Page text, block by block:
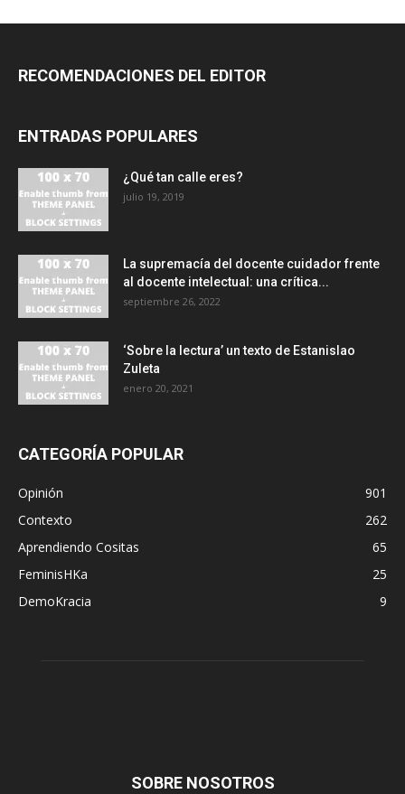
RECOMENDACIONES DEL EDITOR
ENTRADAS POPULARES
¿Qué tan calle eres?
julio 19, 2019
La supremacía del docente cuidador frente
al docente intelectual: una crítica...
septiembre 26, 2022
‘Sobre la lectura’ un texto de Estanislao
Zuleta
enero 20, 2021
CATEGORÍA POPULAR
Opinión
901
Contexto
262
Aprendiendo Cositas
65
FeminisHKa
25
DemoKracia
9
SOBRE NOSOTROS